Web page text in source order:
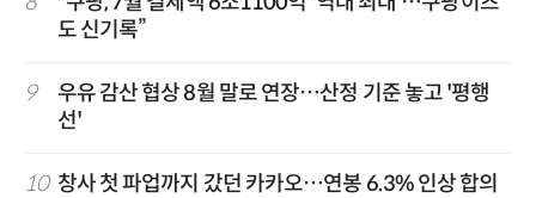
도 신기록”
9
우유 감산 협상 8월 말로 연장…산정 기준 놓고 '평행
선'
10 창사 첫 파업까지 갔던 카카오…연봉 6.3% 인상 합의